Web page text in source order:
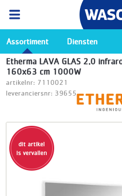
Ga naar de Wasco app
Assortiment Diensten
Etherma LAVA GLAS 2.0
160x63 cm 1000W
artikelnr: 7110021
leveranciersnr: 39655